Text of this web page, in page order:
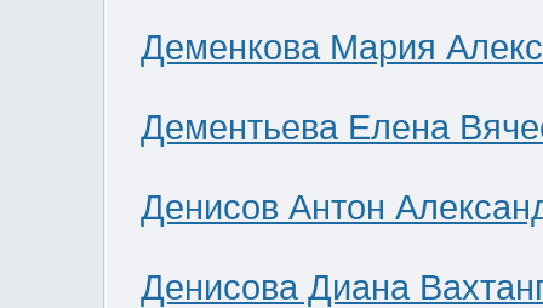
Деменкова Мария
Дементьева Елена
Денисов Антон
Денисова Диана